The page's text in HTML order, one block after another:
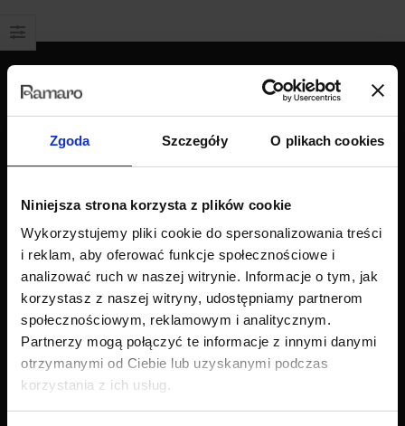
Zgoda Szczegóły O plikach cookies
Niniejsza strona korzysta z plików cookie
Wykorzystujemy pliki cookie do spersonalizowania treści
i reklam, aby oferować funkcje społecznościowe i
analizować ruch w naszej witrynie. Informacje o tym, jak
korzystasz z naszej witryny, udostępniamy partnerom
społecznościowym, reklamowym i analitycznym.
Partnerzy mogą połączyć te informacje z innymi danymi
otrzymanymi od Ciebie lub uzyskanymi podczas
korzystania z ich usług.
Produkty
Wszystkie produkty
Łóżka i materace
Krzesła i fotele
Stoły i stoliki
Akcesoria
Nowości
Obsługa klienta
Export